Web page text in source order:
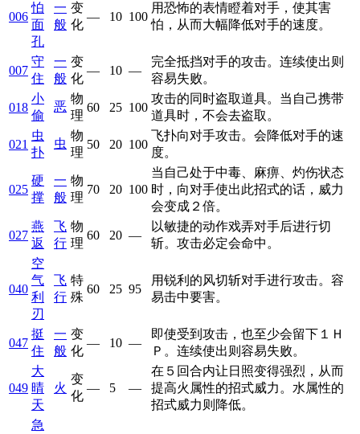
006
怕
面
孔
一
般
变
化
— 10 100
用恐怖的表情瞪着对手，使其害
怕，从而大幅降低对手的速度。
007
守
住
一
般
变
化
— 10 —
完全抵挡对手的攻击。连续使出则
容易失败。
018
小
偷
恶
物
理
60 25 100
攻击的同时盗取道具。当自己携带
道具时，不会去盗取。
021
虫
扑
虫
物
理
50 20 100
飞扑向对手攻击。会降低对手的速
度。
025
硬
撑
一
般
物
理
70 20 100
当自己处于中毒、麻痹、灼伤状态
时，向对手使出此招式的话，威力
会变成２倍。
027
燕
返
飞
行
物
理
60 20 —
以敏捷的动作戏弄对手后进行切
斩。攻击必定会命中。
040
空
气
利
刃
飞
行
特
殊
60 25 95
用锐利的风切斩对手进行攻击。容
易击中要害。
047
挺
住
一
般
变
化
— 10 —
即使受到攻击，也至少会留下１Ｈ
Ｐ。连续使出则容易失败。
049
大
晴
天
火
变
化
— 5 —
在５回合内让日照变得强烈，从而
提高火属性的招式威力。水属性的
招式威力则降低。
急